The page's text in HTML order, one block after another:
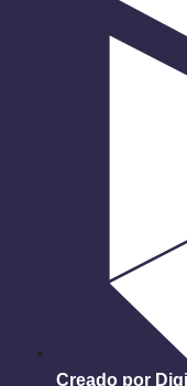
Creado por